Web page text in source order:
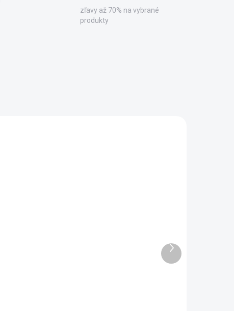
zľavy až 70% na vybrané
produkty
Ďalší
produkt